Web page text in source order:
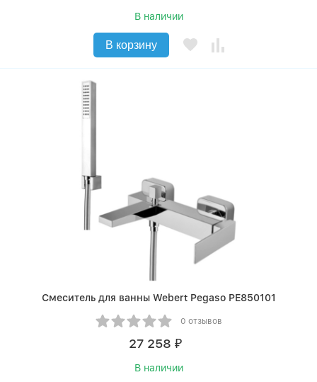
В наличии
В корзину
Смеситель для ванны Webert Pegaso PE850101
0 отзывов
27 258 ₽
В наличии